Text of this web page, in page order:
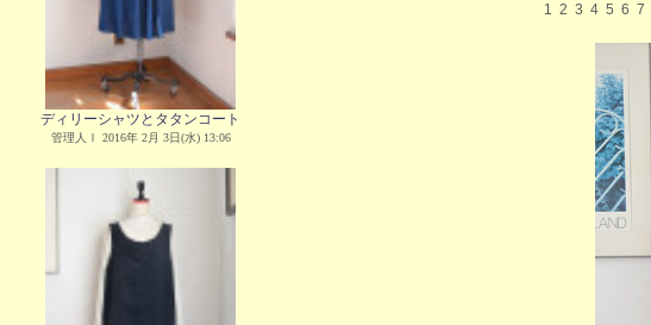
ディリーシャツとタタンコート
管理人Ｉ 2016年 2月 3日(水) 13:06
1 2 3 4 5 6 7